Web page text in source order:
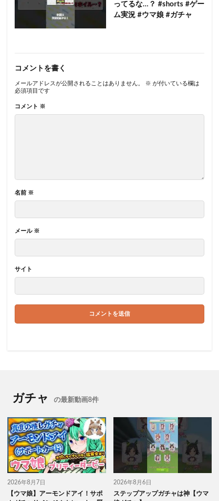
ってるな…？ #shorts #ゲー
ム実況 #ウマ娘 #ガチャ
コメントを書く
メールアドレスが公開されることはありません。 ※ が付いている欄は
必須項目です
コメント ※
名前 ※
メール ※
サイト
ガチャ の最新動画8件
2026年8月7日
【ウマ娘】アーモンドアイ！サポ
2026年8月6日
ステップアップガチャは神【ウマ